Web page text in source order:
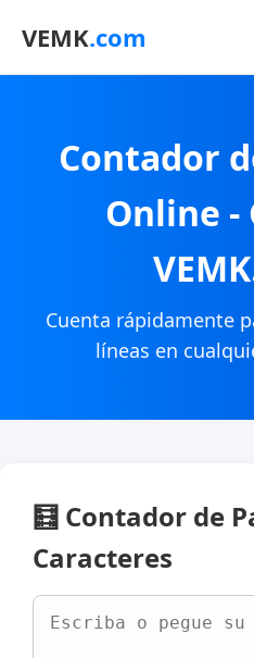
VEMK.com
Contador
Online -
Cuenta rápidamente
líneas en
🧮 Contador de
Caracteres